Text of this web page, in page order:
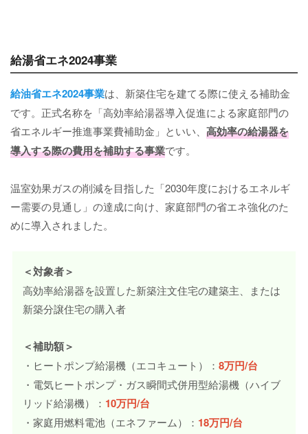
給湯省エネ2024事業
給油省エネ2024事業は、新築住宅を建てる際に使える補助金
です。正式名称を「高効率給湯器導入促進による家庭部門の
省エネルギー推進事業費補助金」といい、 高効率の給湯器を
導入する際の費用を補助する事業です。
温室効果ガスの削減を目指した「2030年度におけるエネルギ
ー需要の見通し」の達成に向け、家庭部門の省エネ強化のた
めに導入されました。
＜対象者＞
高効率給湯器を設置した新築注文住宅の建築主、または
新築分譲住宅の購入者
＜補助額＞
・ヒートポンプ給湯機（エコキュート）： 8万円/台
・電気ヒートポンプ・ガス瞬間式併用型給湯機（ハイブ
リッド給湯機）： 10万円/台
・家庭用燃料電池（エネファーム）： 18万円/台